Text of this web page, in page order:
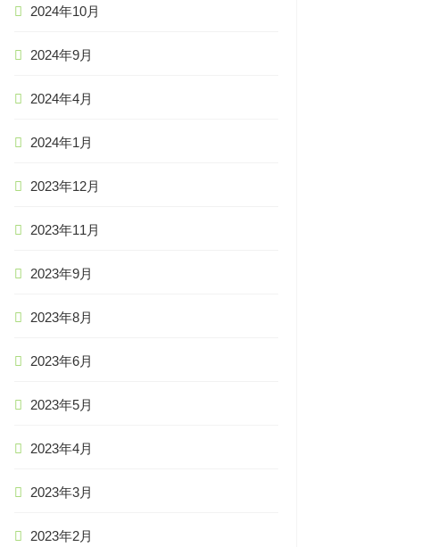
2024年10月
2024年9月
2024年4月
2024年1月
2023年12月
2023年11月
2023年9月
2023年8月
2023年6月
2023年5月
2023年4月
2023年3月
2023年2月